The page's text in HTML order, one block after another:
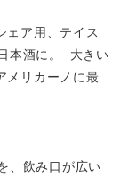
ェア用、テイス
本酒に。 大きい
メリカーノに最
、飲み口が広い